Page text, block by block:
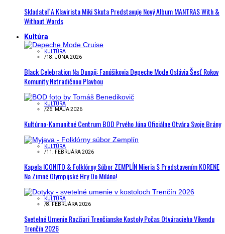
Skladateľ A Klavirista Miki Skuta Predstavuje Nový Album MANTRAS With &
Without Words
Kultúra
KULTÚRA
/18. JÚNA 2026
Black Celebration Na Dunaji: Fanúšikovia Depeche Mode Oslávia Šesť Rokov
Komunity Netradičnou Plavbou
KULTÚRA
/26. MÁJA 2026
Kultúrno-Komunitné Centrum BOD Prvého Júna Oficiálne Otvára Svoje Brány
KULTÚRA
/11. FEBRUÁRA 2026
Kapela ICONITO & Folklórny Súbor ZEMPLÍN Mieria S Predstavením KORENE
Na Zimné Olympijské Hry Do Milána!
KULTÚRA
/8. FEBRUÁRA 2026
Svetelné Umenie Rozžiari Trenčianske Kostoly Počas Otváracieho Víkendu
Trenčín 2026